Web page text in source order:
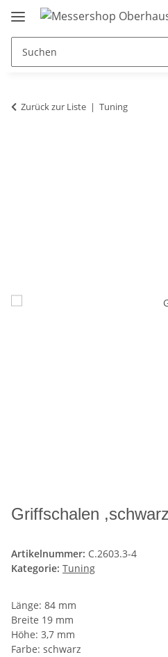
Zurück zur Liste Tuning
Griffschalen
Artikelnummer: C.2603.3-4
Kategorie: Tuning
Länge: 84 mm
Breite 19 mm
Höhe: 3,7 mm
Farbe: schwarz